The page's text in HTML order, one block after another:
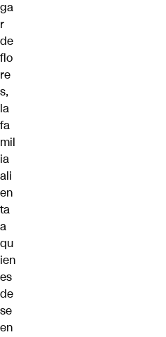
ga
r
de
flo
re
s,
la
fa
mil
ia
ali
en
ta
a
qu
ien
es
de
se
en